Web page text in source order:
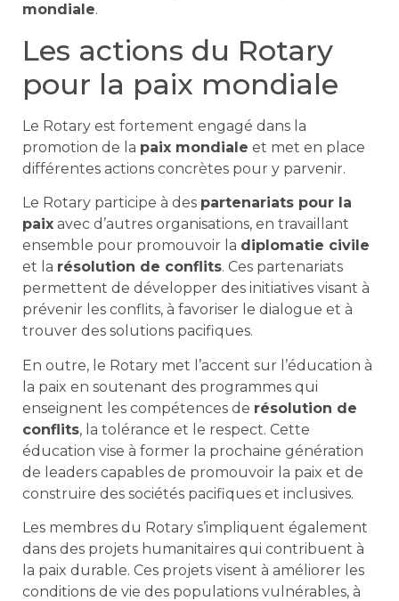
mondiale.
Les actions du Rotary
pour la paix mondiale
Le Rotary est fortement engagé dans la
promotion de la paix mondiale et met en place
différentes actions concrètes pour y parvenir.
Le Rotary participe à des partenariats pour la
paix avec d’autres organisations, en travaillant
ensemble pour promouvoir la diplomatie civile
et la résolution de conflits. Ces partenariats
permettent de développer des initiatives visant à
prévenir les conflits, à favoriser le dialogue et à
trouver des solutions pacifiques.
En outre, le Rotary met l’accent sur l’éducation à
la paix en soutenant des programmes qui
enseignent les compétences de résolution de
conflits, la tolérance et le respect. Cette
éducation vise à former la prochaine génération
de leaders capables de promouvoir la paix et de
construire des sociétés pacifiques et inclusives.
Les membres du Rotary s’impliquent également
dans des projets humanitaires qui contribuent à
la paix durable. Ces projets visent à améliorer les
conditions de vie des populations vulnérables, à